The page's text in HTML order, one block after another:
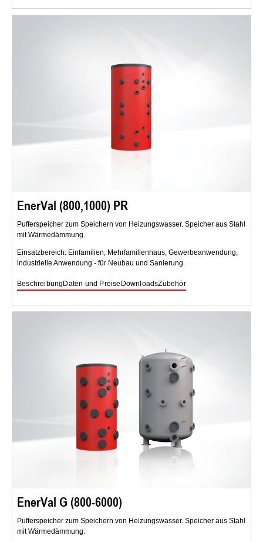
EnerVal (800,1000) PR
Pufferspeicher zum Speichern von Heizungswasser. Speicher aus Stahl
mit Wärmedämmung.
Einsatzbereich: Einfamilien, Mehrfamilienhaus, Gewerbeanwendung,
industrielle Anwendung - für Neubau und Sanierung.
BeschreibungDaten und Preise DownloadsZubehör
EnerVal G (800-6000)
Pufferspeicher zum Speichern von Heizungswasser. Speicher aus Stahl
mit Wärmedämmung.